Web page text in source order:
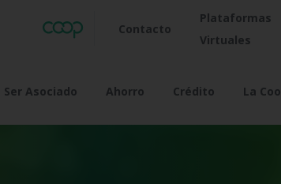
Contacto
Plataformas
Virtuales
Ser Asociado Ahorro Crédito La